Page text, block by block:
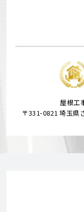
屋根工
〒331-0821 埼玉県